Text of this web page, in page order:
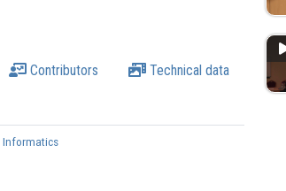
Contributors Technical data
Informatics